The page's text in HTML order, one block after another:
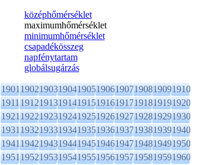
középhőmérséklet
maximumhőmérséklet
minimumhőmérséklet
csapadékösszeg
napfénytartam
globálsugárzás
1901190219031904190519061907190819091910
1911191219131914191519161917191819191920
1921192219231924192519261927192819291930
1931193219331934193519361937193819391940
1941194219431944194519461947194819491950
1951195219531954195519561957195819591960